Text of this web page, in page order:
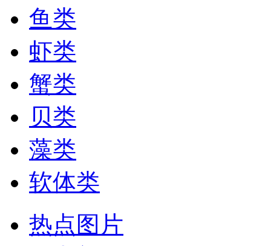
鱼类
虾类
蟹类
贝类
藻类
软体类
热点图片